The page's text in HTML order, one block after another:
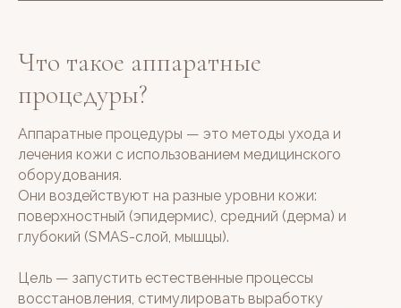
Что такое аппаратные
процедуры?
Аппаратные процедуры — это методы ухода и
лечения кожи с использованием медицинского
оборудования.
Они воздействуют на разные уровни кожи:
поверхностный (эпидермис), средний (дерма) и
глубокий (SMAS-слой, мышцы).
Цель — запустить естественные процессы
восстановления, стимулировать выработку